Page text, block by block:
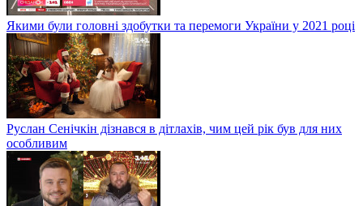
Якими були головні здобутки та перемоги України у 2021 році
Руслан Сенічкін дізнався в дітлахів, чим цей рік був для них
особливим